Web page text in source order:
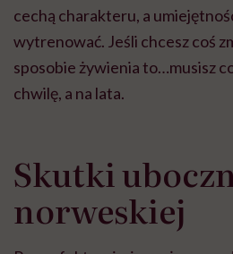
cechą charakteru, a
wytrenować. Jeśli chcesz coś
sposobie żywienia to…musisz
chwilę, a na lata.
Skutki
norweskiej